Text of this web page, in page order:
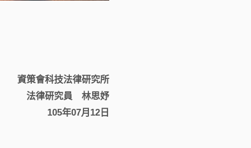
資策會科技法律研究所
法律研究員 林思妤
105年07月12日